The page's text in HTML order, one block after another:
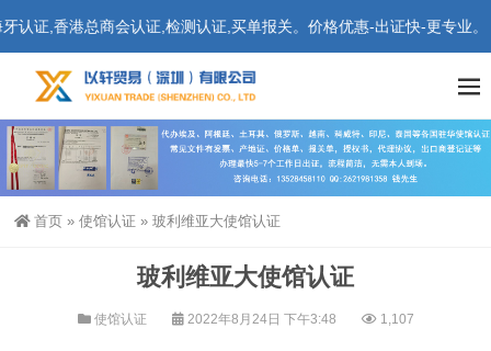
,香港总商会认证,检测认证,买单报关。价格优惠-出证快-更专业。
首页 » 使馆认证 » 玻利维亚大使馆认证
玻利维亚大使馆认证
使馆认证 2022年8月24日 下午3:48 1,107